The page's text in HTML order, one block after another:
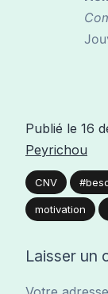
Publié le 16
Peyrichou
CNV
motivation
Laisser un